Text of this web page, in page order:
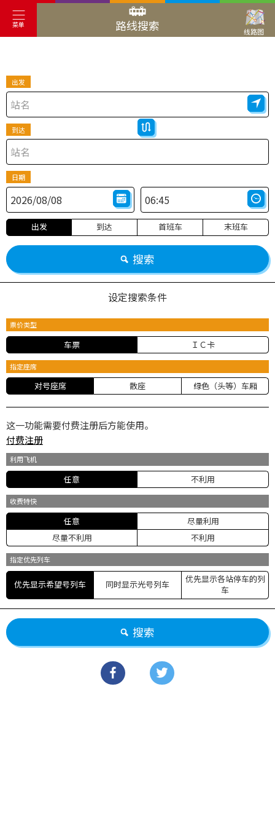
菜单 路线搜索 线路图
出发
到达
日期
出发 到达 首班车 末班车
搜索
设定搜索条件
票价类型
车票 ＩＣ卡
指定座席
对号座席 散座 绿色（头等）车厢
这一功能需要付费注册后方能使用。
付费注册
利用飞机
任意 不利用
收费特快
任意
尽量利用
尽量不利用
不利用
指定优先列车
优先显示希望号列车 同时显示光号列车
优先显示各站停车的列
车
搜索